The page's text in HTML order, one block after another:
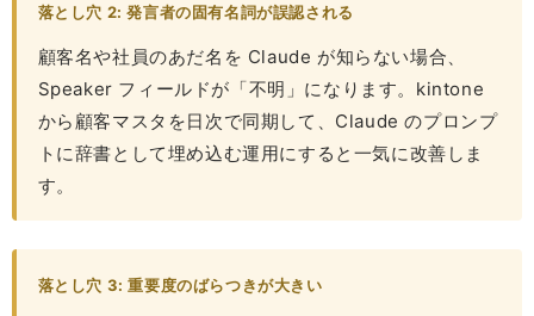
落とし穴 2: 発言者の固有名詞が誤認される
顧客名や社員のあだ名を Claude が知らない場合、
Speaker フィールドが「不明」になります。kintone
から顧客マスタを日次で同期して、Claude のプロンプ
トに辞書として埋め込む運用にすると一気に改善しま
す。
落とし穴 3: 重要度のばらつきが大きい